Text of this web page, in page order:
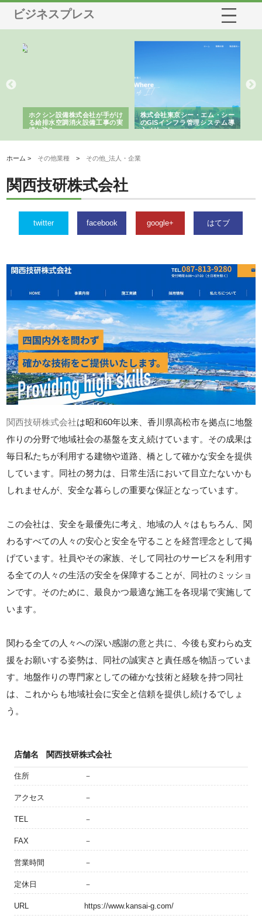
ビジネスプレス
ホクシン設備株式会社が手がけ
る給排水空調消火設備工事の実
績と強み
株式会社東京シー・エム・シー
のGISインフラ管理システム導
入メリット
ホーム > その他業種 > その他_法人・企業
関西技研株式会社
twitter facebook google+ はてブ
関西技研株式会社は昭和60年以来、香川県高松市を拠点に地盤
作りの分野で地域社会の基盤を支え続けています。その成果は
毎日私たちが利用する建物や道路、橋として確かな安全を提供
しています。同社の努力は、日常生活において目立たないかも
しれませんが、安全な暮らしの重要な保証となっています。
この会社は、安全を最優先に考え、地域の人々はもちろん、関
わるすべての人々の安心と安全を守ることを経営理念として掲
げています。社員やその家族、そして同社のサービスを利用す
る全ての人々の生活の安全を保障することが、同社のミッショ
ンです。そのために、最良かつ最適な施工を各現場で実施して
います。
関わる全ての人々への深い感謝の意と共に、今後も変わらぬ支
援をお願いする姿勢は、同社の誠実さと責任感を物語っていま
す。地盤作りの専門家としての確かな技術と経験を持つ同社
は、これからも地域社会に安全と信頼を提供し続けるでしょ
う。
店舗名 関西技研株式会社
住所 －
アクセス －
TEL －
FAX －
営業時間 －
定休日 －
URL https://www.kansai-g.com/